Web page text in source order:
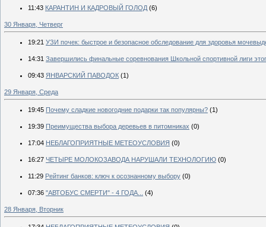
11:43 КАРАНТИН И КАДРОВЫЙ ГОЛОД (6)
30 Января, Четверг
19:21 УЗИ почек: быстрое и безопасное обследование для здоровья
14:31 Завершились финальные соревнования Школьной спортивной лиги
09:43 ЯНВАРСКИЙ ПАВОДОК (1)
29 Января, Среда
19:45 Почему сладкие новогодние подарки так популярны? (1)
19:39 Преимущества выбора деревьев в питомниках (0)
17:04 НЕБЛАГОПРИЯТНЫЕ МЕТЕОУСЛОВИЯ (0)
16:27 ЧЕТЫРЕ МОЛОКОЗАВОДА НАРУШАЛИ ТЕХНОЛОГИЮ (0)
11:29 Рейтинг банков: ключ к осознанному выбору (0)
07:36 "АВТОБУС СМЕРТИ" - 4 ГОДА... (4)
28 Января, Вторник